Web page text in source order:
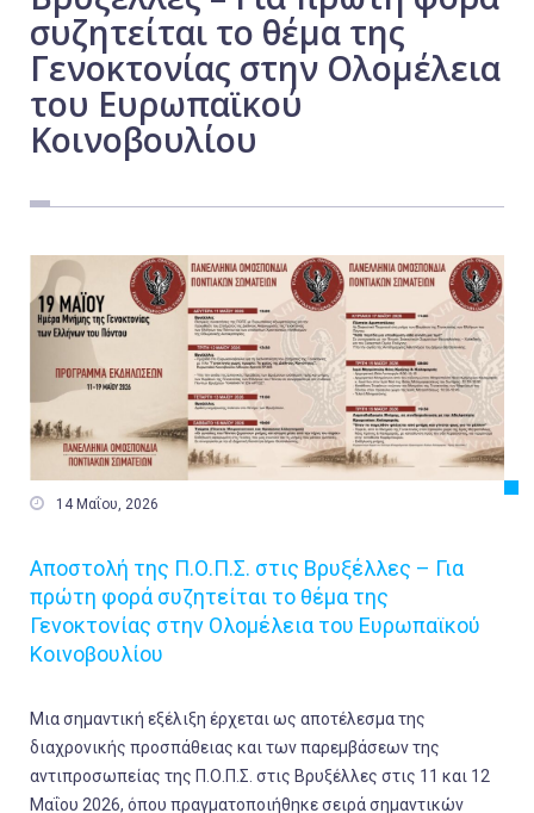
συζητείται το θέμα της
Γενοκτονίας στην Ολομέλεια
του Ευρωπαϊκού
Κοινοβουλίου
 14 Μαΐου, 2026
Αποστολή της Π.Ο.Π.Σ. στις Βρυξέλλες – Για
πρώτη φορά συζητείται το θέμα της
Γενοκτονίας στην Ολομέλεια του Ευρωπαϊκού
Κοινοβουλίου
Μια σημαντική εξέλιξη έρχεται ως αποτέλεσμα της
διαχρονικής προσπάθειας και των παρεμβάσεων της
αντιπροσωπείας της Π.Ο.Π.Σ. στις Βρυξέλλες στις 11 και 12
Μαΐου 2026, όπου πραγματοποιήθηκε σειρά σημαντικών
Εργασία
Ελλάδα
Κόσμος
Τοπικά
Πολιτική
Αθλητικά
Αστυνομικό Δελτίο